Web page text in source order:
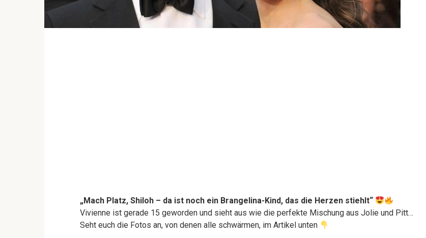
„Mach Platz, Shiloh – da ist noch ein Brangelina-Kind, das die Herzen stiehlt“
Vivienne ist gerade 15 geworden und sieht aus wie die perfekte Mischung aus Jolie und Pitt…
Seht euch die Fotos an, von denen alle schwärmen, im Artikel unten